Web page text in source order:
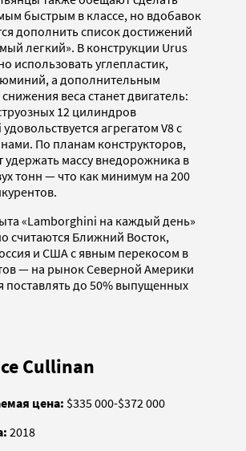
быстрым в классе, но вдобавок
дополнить список достижений
легкий». В конструкции Urus
использовать углепластик,
а дополнительным
веса станет двигатель:
12 цилиндров
агрегатом V8 с
По планам конструкторов,
удержать массу внедорожника в
тонн — что как минимум на 200
«Lamborghini на каждый день»
считаются Ближний Восток,
и США с явным перекосом в
— на рынок Северной Америки
поставлять до 50% выпущенных
Cullinan
цена: $335 000-$372 000
2018